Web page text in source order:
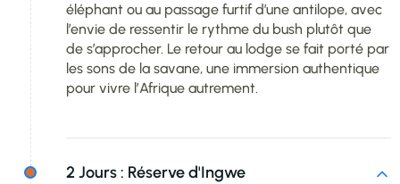
éléphant ou au passage furtif d’une antilope, avec
l’envie de ressentir le rythme du bush plutôt que
de s’approcher. Le retour au lodge se fait porté par
les sons de la savane, une immersion authentique
pour vivre l’Afrique autrement.
2 Jours : Réserve d'Ingwe